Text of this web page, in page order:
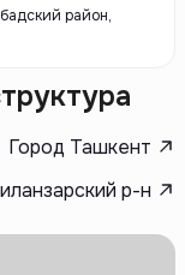
район,
Город Ташкент
р-н